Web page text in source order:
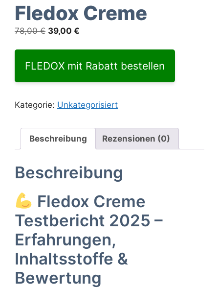
Fledox Creme
78,00€ Ursprünglicher
78,00 €
39,00 €
39,00 €.
FLEDOX mit Rabatt bestellen
Kategorie: Unkategorisiert
Beschreibung Rezensionen (0)
Beschreibung
Fledox Creme
Testbericht 2025 –
Erfahrungen,
Inhaltsstoffe &
Bewertung